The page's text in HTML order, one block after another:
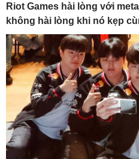
Riot Games hài lòng với
không hài lòng khi nó kẹp